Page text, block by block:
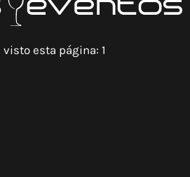
visto esta página: 1